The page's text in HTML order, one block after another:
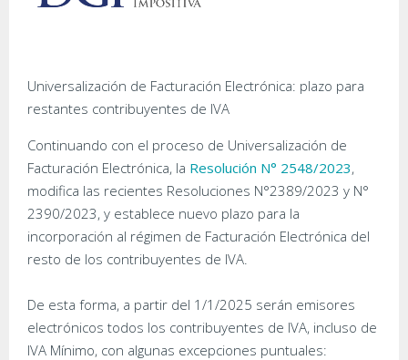
Universalización de Facturación Electrónica: plazo para
restantes contribuyentes de IVA
Continuando con el proceso de Universalización de
Facturación Electrónica, la Resolución N° 2548/2023,
modifica las recientes Resoluciones N°2389/2023 y N°
2390/2023, y establece nuevo plazo para la
incorporación al régimen de Facturación Electrónica del
resto de los contribuyentes de IVA.
De esta forma, a partir del 1/1/2025 serán emisores
electrónicos todos los contribuyentes de IVA, incluso de
IVA Mínimo, con algunas excepciones puntuales: